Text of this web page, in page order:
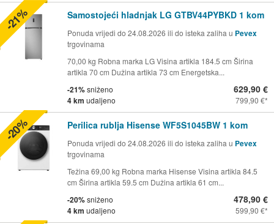
Samostojeći hladnjak LG GTBV44PYBKD 1 kom
Ponuda vrijedi do 24.08.2026 ili do isteka zaliha u Pevex
trgovinama
70,00 kg Robna marka LG Visina artikla 184.5 cm Širina
artikla 70 cm Dužina artikla 73 cm Energetska...
-21%sniženo
4 km udaljeno
629,90 €
799,90 €
-21%
Perilica rublja Hisense WF5S1045BW 1 kom
Ponuda vrijedi do 24.08.2026 ili do isteka zaliha u Pevex
trgovinama
Težina 69,00 kg Robna marka Hisense Visina artikla 84.5
cm Širina artikla 59.5 cm Dužina artikla 61 cm...
-20%sniženo
4 km udaljeno
478,90 €
599,90 €
-20%